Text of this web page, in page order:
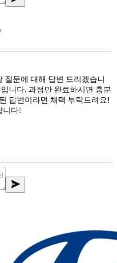
질문에 대해 답변 드리겠습니
니다. 과정만 완료하시면 충분
답변이라면 채택 부탁드려요!
니다!